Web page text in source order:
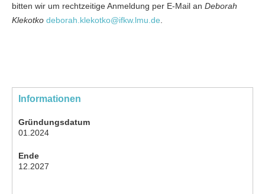
bitten wir um rechtzeitige Anmeldung per E-Mail an Deborah
Klekotko deborah.klekotko@ifkw.lmu.de
Informationen
Gründungsdatum
01.2024
Ende
12.2027